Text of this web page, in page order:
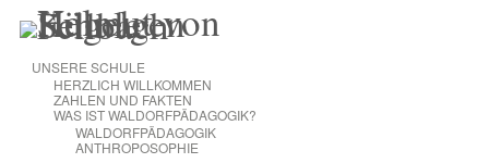
UNSERE SCHULE
HERZLICH WILLKOMMEN
ZAHLEN UND FAKTEN
WAS IST WALDORFPÄDAGOGIK?
WALDORFPÄDAGOGIK
ANTHROPOSOPHIE
Allgemein